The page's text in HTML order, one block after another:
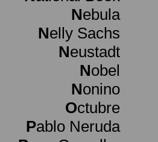
Nebula
Nelly Sachs
Neustadt
Nobel
Nonino
Octubre
Pablo Neruda